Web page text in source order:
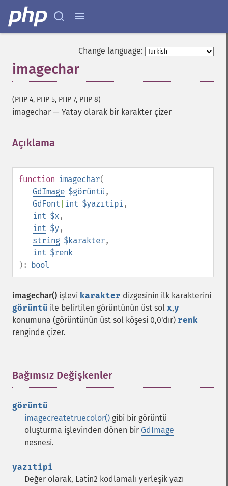
Change language:
imagechar
(PHP 4, PHP 5, PHP 7, PHP 8)
imagechar — Yatay olarak bir karakter çizer
Açıklama
function imagechar(
GdImage $görüntü ,
GdFont
int $yazıtipi,
int $x,
int $y,
string $karakter,
int $renk
): bool
imagechar() işlevi karakter dizgesinin ilk karakterini
görüntü ile belirtilen görüntünün üst sol x,y
konumuna (görüntünün üst sol köşesi 0,0'dır) renk
renginde çizer.
Bağımsız Değişkenler
görüntü
imagecreatetruecolor() gibi bir görüntü
oluşturma işlevinden dönen bir GdImage
nesnesi.
yazıtipi
Değer olarak, Latin2 kodlamalı yerleşik yazı